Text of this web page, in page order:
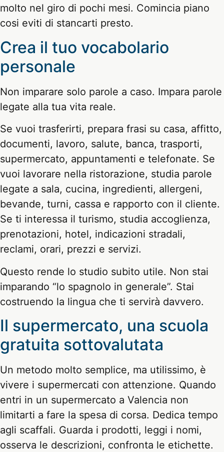
molto nel giro di pochi mesi. Comincia piano
cosi eviti di stancarti presto.
Crea il tuo vocabolario
personale
Non imparare solo parole a caso. Impara parole
legate alla tua vita reale.
Se vuoi trasferirti, prepara frasi su casa, affitto,
documenti, lavoro, salute, banca, trasporti,
supermercato, appuntamenti e telefonate. Se
vuoi lavorare nella ristorazione, studia parole
legate a sala, cucina, ingredienti, allergeni,
bevande, turni, cassa e rapporto con il cliente.
Se ti interessa il turismo, studia accoglienza,
prenotazioni, hotel, indicazioni stradali,
reclami, orari, prezzi e servizi.
Questo rende lo studio subito utile. Non stai
imparando “lo spagnolo in generale”. Stai
costruendo la lingua che ti servirà davvero.
Il supermercato, una scuola
gratuita sottovalutata
Un metodo molto semplice, ma utilissimo, è
vivere i supermercati con attenzione. Quando
entri in un supermercato a Valencia non
limitarti a fare la spesa di corsa. Dedica tempo
agli scaffali. Guarda i prodotti, leggi i nomi,
osserva le descrizioni, confronta le etichette.